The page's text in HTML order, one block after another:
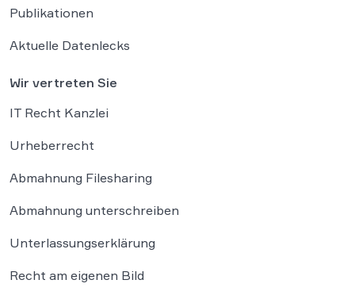
Publikationen
Aktuelle Datenlecks
Wir vertreten Sie
IT Recht Kanzlei
Urheberrecht
Abmahnung Filesharing
Abmahnung unterschreiben
Unterlassungserklärung
Recht am eigenen Bild